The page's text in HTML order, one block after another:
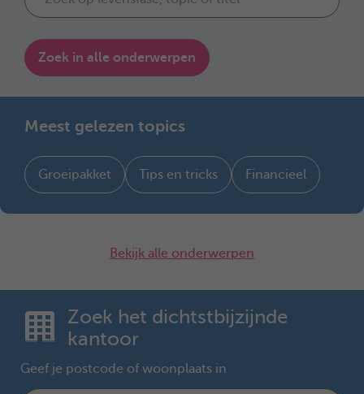
Zoek in alle onderwerpen
Meest gelezen topics
Groeipakket Tips en tricks Financieel
Bekijk alle onderwerpen
Zoek het dichtstbijzijnde
kantoor
Geef je postcode of woonplaats in